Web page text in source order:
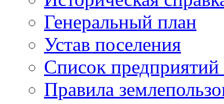
Генеральный план
Устав поселения
Список предприятий
Правила